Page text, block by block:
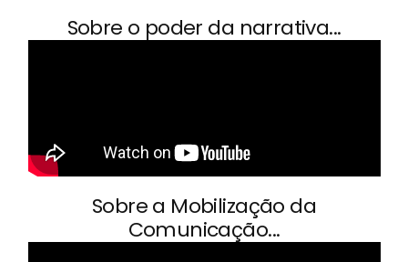
Sobre o poder da narrativa...
Sobre a Mobilização da
Comunicação...